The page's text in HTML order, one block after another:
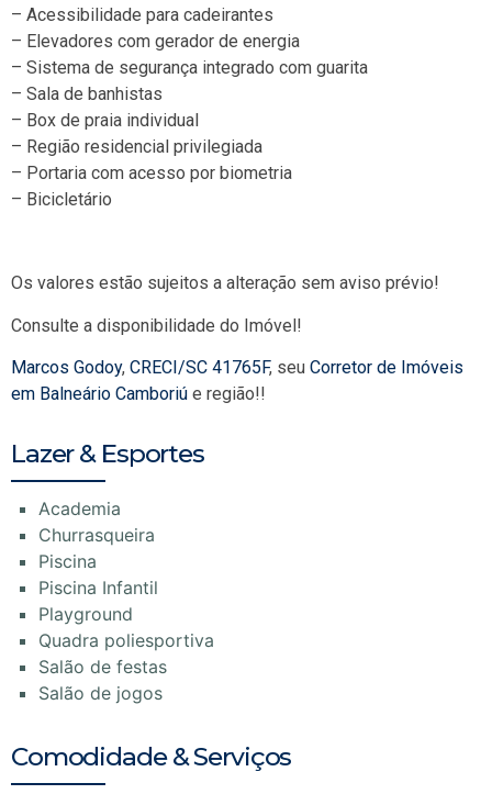
– Acessibilidade para cadeirantes
– Elevadores com gerador de energia
– Sistema de segurança integrado com guarita
– Sala de banhistas
– Box de praia individual
– Região residencial privilegiada
– Portaria com acesso por biometria
– Bicicletário
Os valores estão sujeitos a alteração sem aviso prévio!
Consulte a disponibilidade do Imóvel!
Marcos Godoy, CRECI/SC 41765F, seu Corretor de Imóveis
em Balneário Camboriú e região!!
Lazer & Esportes
Academia
Churrasqueira
Piscina
Piscina Infantil
Playground
Quadra poliesportiva
Salão de festas
Salão de jogos
Comodidade & Serviços